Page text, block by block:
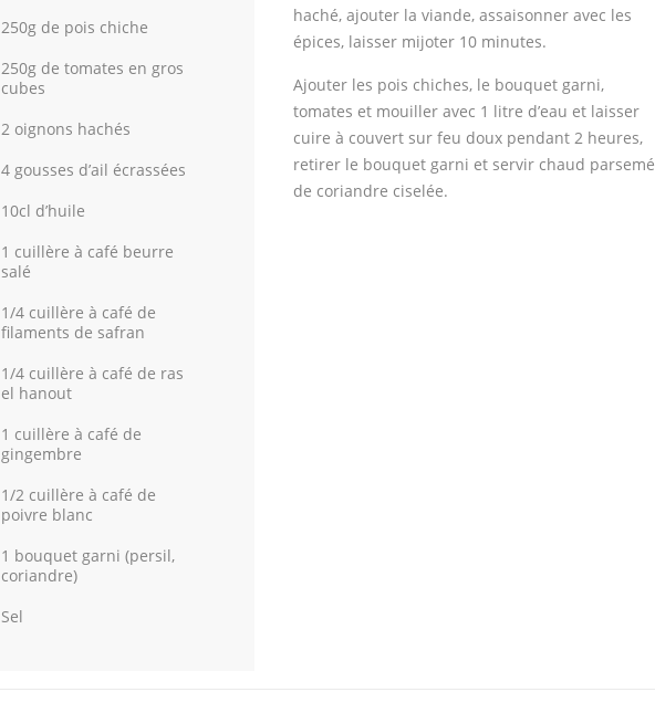
250g de pois chiche
250g de tomates en gros
cubes
2 oignons hachés
4 gousses d’ail écrassées
10cl d’huile
1 cuillère à café beurre
salé
1/4 cuillère à café de
filaments de safran
1/4 cuillère à café de ras
el hanout
1 cuillère à café de
gingembre
1/2 cuillère à café de
poivre blanc
1 bouquet garni (persil,
coriandre)
Sel
haché, ajouter la viande, assaisonner avec les
épices, laisser mijoter 10 minutes.
Ajouter les pois chiches, le bouquet garni,
tomates et mouiller avec 1 litre d’eau et laisser
cuire à couvert sur feu doux pendant 2 heures,
retirer le bouquet garni et servir chaud parsemé
de coriandre ciselée.